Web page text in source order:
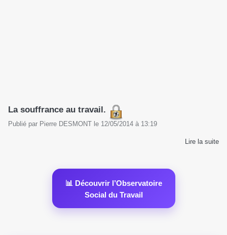
La souffrance au travail.
Publié par Pierre DESMONT le 12/05/2014 à 13:19
Lire la suite
📊 Découvrir l’Observatoire
Social du Travail